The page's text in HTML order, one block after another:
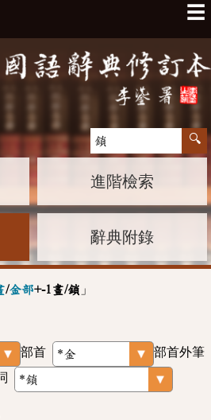
☰
進階檢索
辭典附錄
/金部+-1畫/鎖 」
部首
部首外筆